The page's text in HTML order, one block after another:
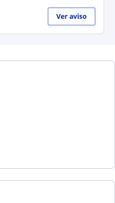
Ver aviso